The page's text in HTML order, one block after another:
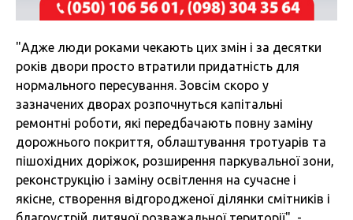
"Адже люди роками чекають цих змін і за десятки
років двори просто втратили придатність для
нормального пересування. Зовсім скоро у
зазначених дворах розпочнуться капітальні
ремонтні роботи, які передбачають повну заміну
дорожнього покриття, облаштування тротуарів та
пішохідних доріжок, розширення паркувальної зони,
реконструкцію і заміну освітлення на сучасне і
якісне, створення відгородженої ділянки смітників і